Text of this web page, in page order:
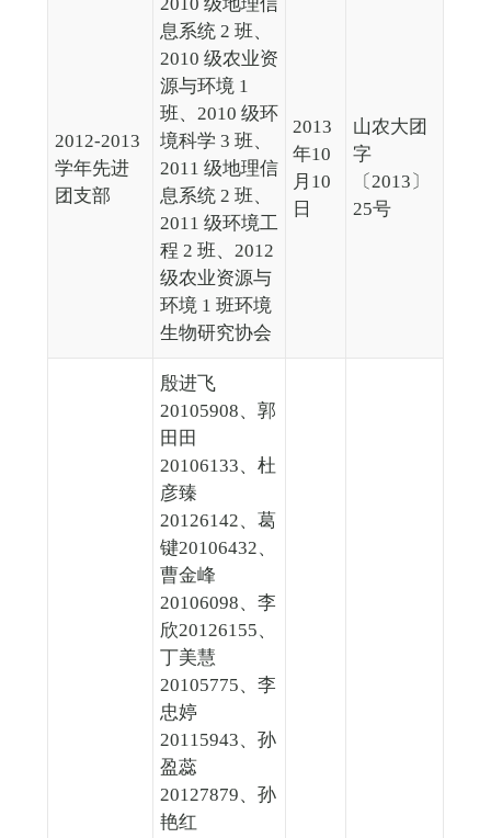
2012-2013
学年先进
团支部
2010 级地理信
息系统 2 班、
2010 级农业资
源与环境 1
班、2010 级环
境科学 3 班、
2011 级地理信
息系统 2 班、
2011 级环境工
程 2 班、2012
级农业资源与
环境 1 班环境
生物研究协会
2013
年10
月10
日
山农大团
字
〔2013〕
25号
殷进飞
20105908、郭
田田
20106133、杜
彦臻
20126142、葛
键20106432、
曹金峰
20106098、李
欣20126155、
丁美慧
20105775、李
忠婷
20115943、孙
盈蕊
20127879、孙
艳红